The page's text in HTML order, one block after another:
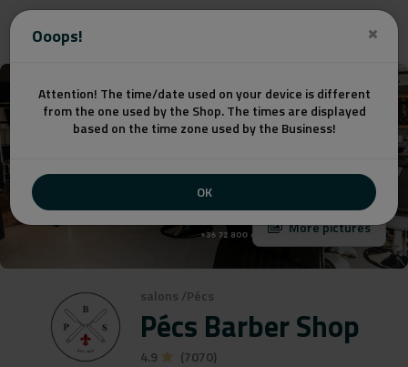
Ooops!
Attention! The time/date used on your device is different
from the one used by the Shop. The times are displayed
based on the time zone used by the Business!
OK
salons /Pécs
Pécs Barber Shop
4.9 (7070)
More pictures